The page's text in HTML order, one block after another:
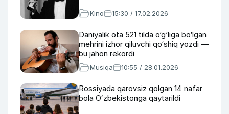
Kino 15:30 / 17.02.2026
Daniyalik ota 521 tilda o‘g‘liga bo‘lgan
mehrini izhor qiluvchi qo‘shiq yozdi —
bu jahon rekordi
Musiqa 10:55 / 28.01.2026
Rossiyada qarovsiz qolgan 14 nafar
bola Oʻzbekistonga qaytarildi